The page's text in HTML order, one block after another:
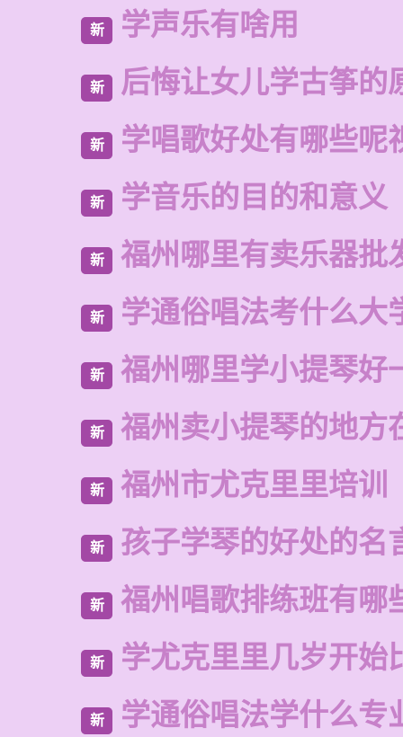
新 学声乐有啥用
新 后悔让女儿学古筝的
新 学唱歌好处有哪些呢
新 学音乐的目的和意义
新 福州哪里有卖乐器批
新 学通俗唱法考什么大
新 福州哪里学小提琴好
新 福州卖小提琴的地方
新 福州市尤克里里培训
新 孩子学琴的好处的名
新 福州唱歌排练班有哪
新 学尤克里里几岁开始
新 学通俗唱法学什么专